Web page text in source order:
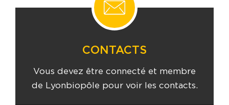
CONTACTS
Vous devez être connecté et membre
de Lyonbiopôle pour voir les contacts.